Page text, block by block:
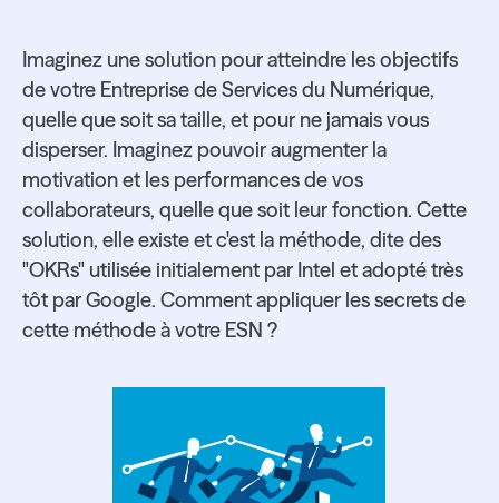
Imaginez une solution pour atteindre les objectifs
de votre Entreprise de Services du Numérique,
quelle que soit sa taille, et pour ne jamais vous
disperser. Imaginez pouvoir augmenter la
motivation et les performances de vos
collaborateurs, quelle que soit leur fonction. Cette
solution, elle existe et c'est la méthode, dite des
"OKRs" utilisée initialement par Intel et adopté très
tôt par Google. Comment appliquer les secrets de
cette méthode à votre ESN ?